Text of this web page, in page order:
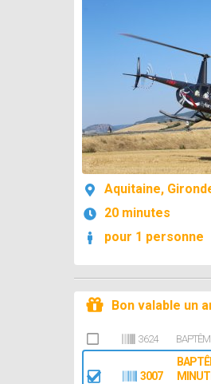
Aquitaine,
20 minutes
pour 1 personne
Bon valable un
3624
3007